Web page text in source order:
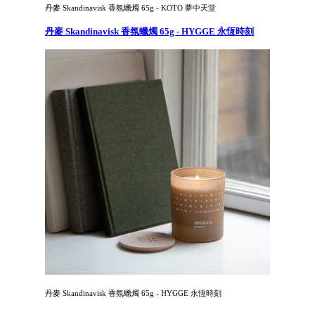
丹麥 Skandinavisk 香氛蠟燭 65g - KOTO 夢中天堂
丹麥 Skandinavisk 香氛蠟燭 65g - HYGGE 永恆時刻
丹麥 Skandinavisk 香氛蠟燭 65g - HYGGE 永恆時刻